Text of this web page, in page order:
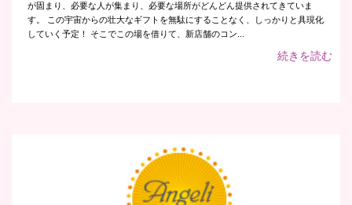
が固まり、必要な人が集まり、必要な場所がどんどん提供されてきていま
す。 この宇宙からの壮大なギフトを無駄にすることなく、しっかりと具現化
していく予定！ そこでこの場を借りて、新店舗のコン...
続きを読む